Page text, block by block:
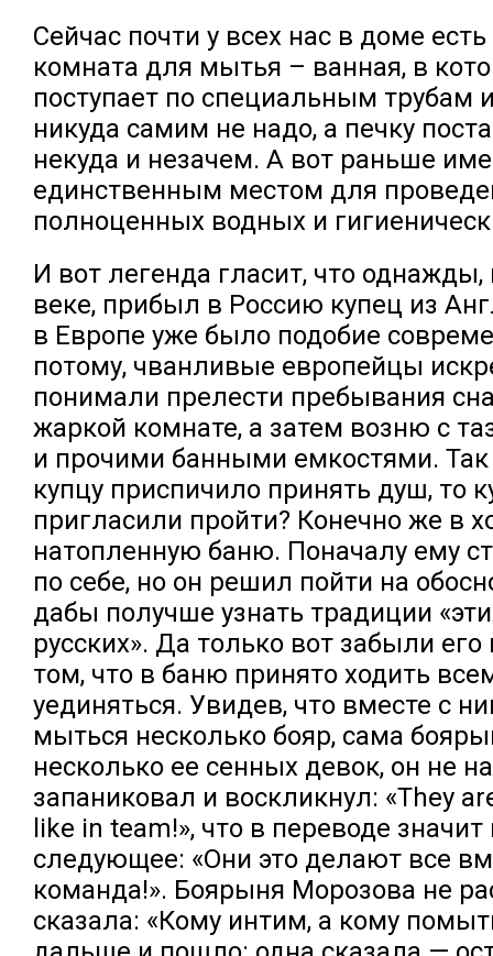
Сейчас почти у всех нас в доме
комната для мытья – ванная, в
поступает по специальным трубам
никуда самим не надо, а печку
некуда и незачем. А вот раньше
единственным местом для
полноценных водных и
И вот легенда гласит, что
веке, прибыл в Россию купец из
в Европе уже было подобие
потому, чванливые европейцы
понимали прелести пребывания
жаркой комнате, а затем возню с
и прочими банными емкостями. Так
купцу приспичило принять душ, то
пригласили пройти? Конечно же в
натопленную баню. Поначалу ему
по себе, но он решил пойти на
дабы получше узнать традиции
русских». Да только вот забыли
том, что в баню принято ходить
уединяться. Увидев, что вместе с
мыться несколько бояр, сама
несколько ее сенных девок, он не
запаниковал и воскликнул: «They
like in team!», что в переводе
следующее: «Они это делают все
команда!». Боярыня Морозова не
сказала: «Кому интим, а кому